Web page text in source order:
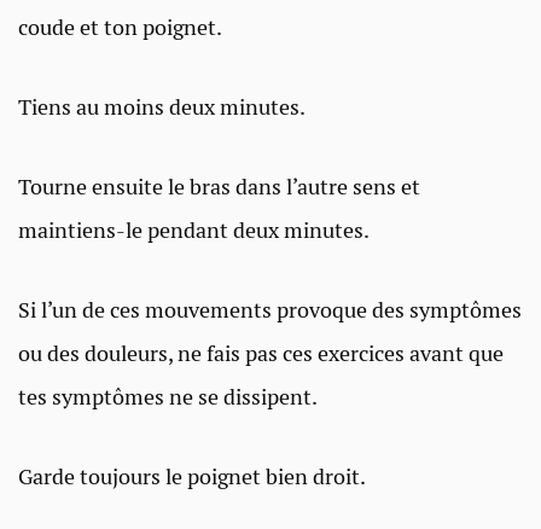
coude et ton poignet.
Tiens au moins deux minutes.
Tourne ensuite le bras dans l’autre sens et
maintiens-le pendant deux minutes.
Si l’un de ces mouvements provoque des symptômes
ou des douleurs, ne fais pas ces exercices avant que
tes symptômes ne se dissipent.
Garde toujours le poignet bien droit.